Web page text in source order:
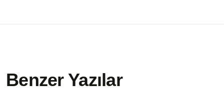
Benzer Yazılar